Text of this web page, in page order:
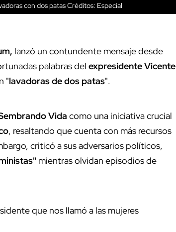
con dos patasCréditos: Especial
lanzó un contundente mensaje desde
palabras del expresidente Vicente
"lavadoras de dos patas".
Vida como una iniciativa crucial
, resaltando que cuenta con más recursos
criticó a sus adversarios políticos,
mientras olvidan episodios de
que nos llamó a las mujeres